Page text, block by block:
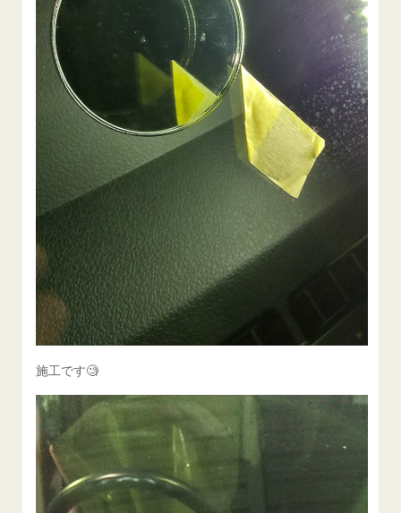
施工です🧐